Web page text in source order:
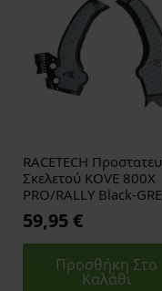
RACETECH
Σκελετού KOVE 800X
PRO/RALLY Black-
59,95 €
Προσθήκη Στο
Καλάθι